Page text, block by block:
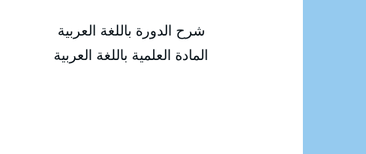
شرح الدورة باللغة العربية
المادة العلمية باللغة العربية